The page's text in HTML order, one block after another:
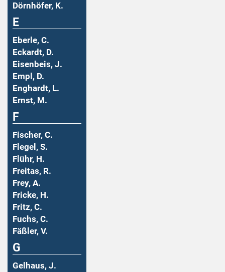
Dörnhöfer, K.
E
Eberle, C.
Eckardt, D.
Eisenbeis, J.
Empl, D.
Enghardt, L.
Ernst, M.
F
Fischer, C.
Flegel, S.
Flühr, H.
Freitas, R.
Frey, A.
Fricke, H.
Fritz, C.
Fuchs, C.
Fäßler, V.
G
Gelhaus, J.